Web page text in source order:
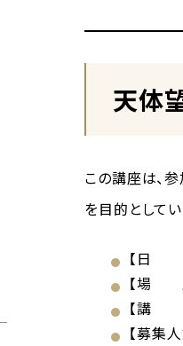
天体
この講座は、
を目的としてい
【日
【場
【講 師
【募集